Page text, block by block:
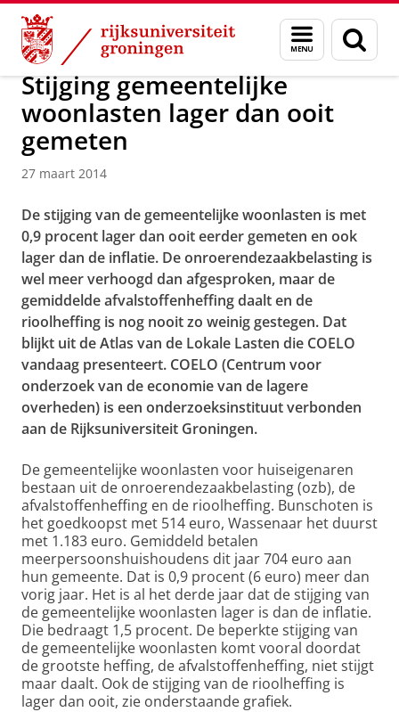
Skip
Content
Skip
Navigation
Menu
en
zoeken
Over ons Actueel Nieuws Nieuwsberichten
Stijging gemeentelijke
woonlasten lager dan ooit
gemeten
27 maart 2014
De stijging van de gemeentelijke woonlasten is met
0,9 procent lager dan ooit eerder gemeten en ook
lager dan de inflatie. De onroerendezaakbelasting is
wel meer verhoogd dan afgesproken, maar de
gemiddelde afvalstoffenheffing daalt en de
rioolheffing is nog nooit zo weinig gestegen. Dat
blijkt uit de Atlas van de Lokale Lasten die COELO
vandaag presenteert. COELO (Centrum voor
onderzoek van de economie van de lagere
overheden) is een onderzoeksinstituut verbonden
aan de Rijksuniversiteit Groningen.
De gemeentelijke woonlasten voor huiseigenaren
bestaan uit de onroerendezaakbelasting (ozb), de
afvalstoffenheffing en de rioolheffing. Bunschoten is
het goedkoopst met 514 euro, Wassenaar het duurst
met 1.183 euro. Gemiddeld betalen
meerpersoonshuishoudens dit jaar 704 euro aan
hun gemeente. Dat is 0,9 procent (6 euro) meer dan
vorig jaar. Het is al het derde jaar dat de stijging van
de gemeentelijke woonlasten lager is dan de inflatie.
Die bedraagt 1,5 procent. De beperkte stijging van
de gemeentelijke woonlasten komt vooral doordat
de grootste heffing, de afvalstoffenheffing, niet stijgt
maar daalt. Ook de stijging van de rioolheffing is
lager dan ooit, zie onderstaande grafiek.